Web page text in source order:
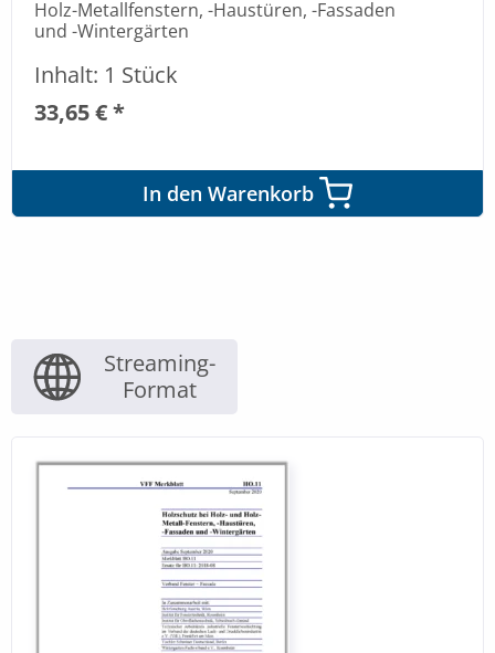
Holz-Metallfenstern, -Haustüren, -Fassaden
und -Wintergärten
Inhalt: 1 Stück
33,65 € *
In den Warenkorb
Streaming-
Format